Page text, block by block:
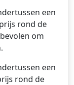
een
rond de
om
een
rond de